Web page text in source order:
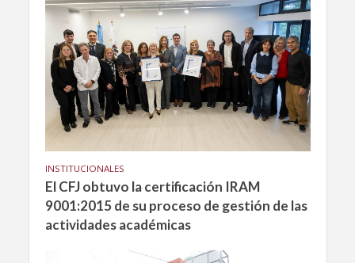
INSTITUCIONALES
El CFJ obtuvo la certificación IRAM
9001:2015 de su proceso de gestión de las
actividades académicas